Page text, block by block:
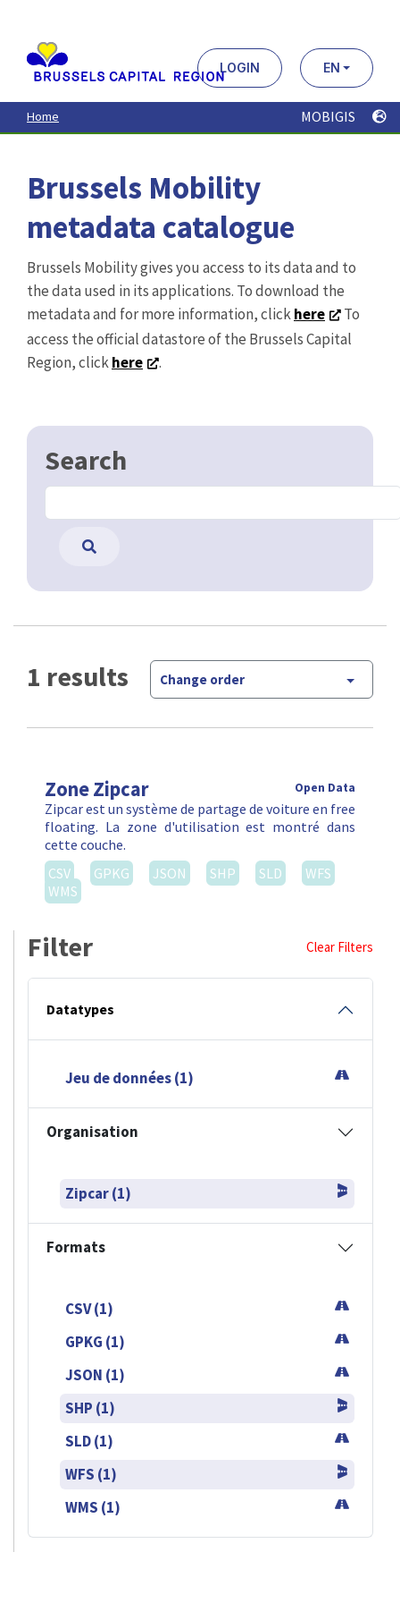
contenu
principal
LOGIN EN
Home MOBIGIS
Brussels Mobility
metadata catalogue
Brussels Mobility gives you access to its data and to
the data used in its applications. To download the
metadata and for more information, clickhere
To
access the official datastore of the Brussels Capital
Region, clickhere .
Search
1 results Change order
Zone Zipcar Open Data
Zipcar est un système de partage de voiture en free
floating. La zone d'utilisation est montré dans
cette couche.
CSV
GPKG JSON SHP SLD
WFS
WMS
Filter Clear Filters
Datatypes
Jeu de données (1)
Organisation
Zipcar (1)
Formats
CSV (1)
GPKG (1)
JSON (1)
SHP (1)
SLD (1)
WFS (1)
WMS (1)